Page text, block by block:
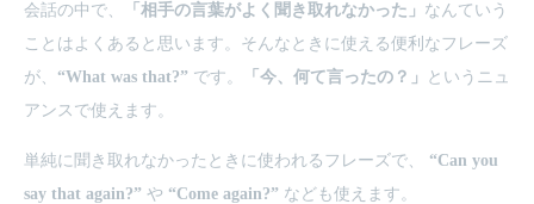
会話の中で、 「相手の言葉がよく聞き取れなかった」 なんていう
ことはよくあると思います。そんなときに使える便利なフレーズ
が、 “What was that?” です。 「今、何て言ったの？」
というニュ
アンスで使えます。
単純に聞き取れなかったときに使われるフレーズで、 “Can you
say that again?” や “Come again?” なども使えます。